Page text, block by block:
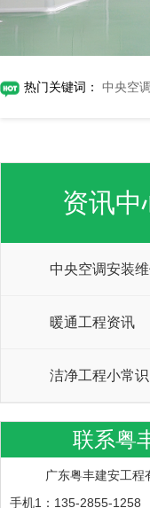
热门关键词： 中央空
资讯中
中央空调安装
暖通工程资讯
洁净工程小常识
联系粤
广东粤丰建安工程
手机1：135-2855-1258